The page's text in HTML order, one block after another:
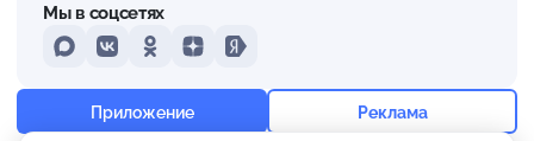
+27° Ощущается как +27
Мы в соцсетях
MAXVKontakteOdnoklassniki
DzenYandex
Приложение Реклама